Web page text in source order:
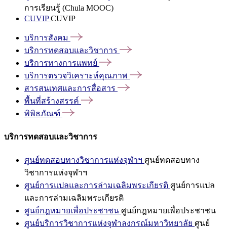
การเรียนรู้ (Chula MOOC)
CUVIPCUVIP
บริการสังคม
บริการทดสอบและวิชาการ
บริการทางการแพทย์
บริการตรวจวิเคราะห์คุณภาพ
สารสนเทศและการสื่อสาร
พื้นที่สร้างสรรค์
พิพิธภัณฑ์
บริการทดสอบและวิชาการ
ศูนย์ทดสอบทางวิชาการแห่งจุฬาฯ ศูนย์ทดสอบทาง
วิชาการแห่งจุฬาฯ
ศูนย์การแปลและการล่ามเฉลิมพระเกียรติ ศูนย์การแปล
และการล่ามเฉลิมพระเกียรติ
ศูนย์กฎหมายเพื่อประชาชน ศูนย์กฎหมายเพื่อประชาชน
ศูนย์บริการวิชาการแห่งจุฬาลงกรณ์มหาวิทยาลัย ศูนย์